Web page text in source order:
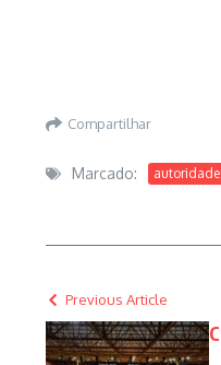
Compartilhar
Marcado:
Previous Article